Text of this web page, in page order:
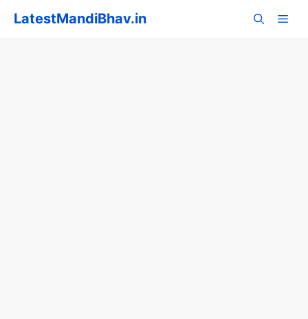
LatestMandiBhav.in